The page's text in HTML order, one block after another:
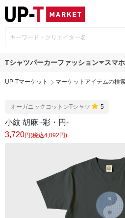
Tシャツパーカーファッション スマ
UP-Tマーケット マーケットアイテムの検
オーガニックコットンTシャツ 5
小紋 胡麻 -彩・円-
3,720円(税込4,092円)